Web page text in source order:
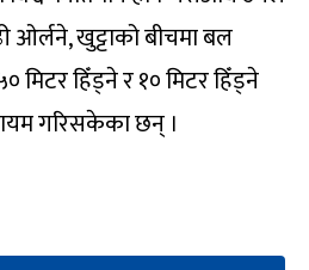
ओर्लने, खुट्टाको बीचमा बल
मिटर हिँड्ने र १० मिटर हिँड्ने
गरिसकेका छन् ।